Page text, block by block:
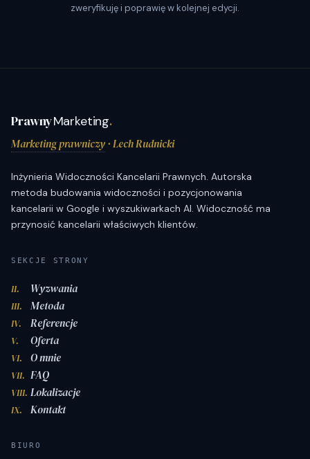
zweryfikuję i poprawię w kolejnej edycji.
PrawnyMarketing.
Marketing prawniczy· Lech Rudnicki
Inżynieria Widoczności Kancelarii Prawnych. Autorska
metoda budowania widoczności i pozycjonowania
kancelarii w Google i wyszukiwarkach AI. Widoczność ma
przynosić kancelarii właściwych klientów.
SEKCJE STRONY
II. Wyzwania
III. Metoda
IV. Referencje
V. Oferta
VI. O mnie
VII. FAQ
VIII. Lokalizacje
IX. Kontakt
BIURO